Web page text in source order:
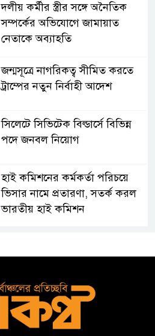
দলীয় কর্মীর স্ত্রীর সঙ্গে অনৈতিক
সম্পর্কের অভিযোগে জামায়াত
নেতাকে অব্যাহতি
জন্মসূত্রে নাগরিকত্ব সীমিত করতে
ট্রাম্পের নতুন নির্বাহী আদেশ
সিলেটে সিভিটেক বিল্ডার্সে বিভিন্ন
পদে জনবল নিয়োগ
হাই কমিশনের কর্মকর্তা পরিচয়ে
ভিসার নামে প্রতারণা, সতর্ক করল
ভারতীয় হাই কমিশন
ফুল-ফান্ডেড স্কলারশিপ চালু করবে
সুরমা নদীর পাড়ে “ISylhet”